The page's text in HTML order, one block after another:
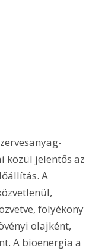
közül jelentős az
A
folyékony
olajként,
A bioenergia a